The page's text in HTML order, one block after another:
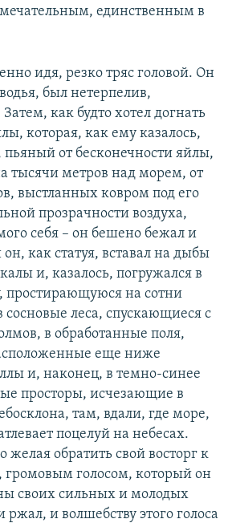
единственным в
идя, резко тряс головой. Он
был нетерпелив,
как будто хотел догнать
которая, как ему казалось,
от бесконечности яйлы,
тысячи метров над морем, от
выстланных ковром под его
прозрачности воздуха,
себя – он бешено бежал и
как статуя, вставал на дыбы
и, казалось, погружался в
простирающуюся на сотни
леса, спускающиеся с
в обработанные поля,
еще ниже
и, наконец, в темно-синее
просторы, исчезающие в
там, вдали, где море,
поцелуй на небесах.
желая обратить свой восторг к
громовым голосом, который он
своих сильных и молодых
и волшебству этого голоса